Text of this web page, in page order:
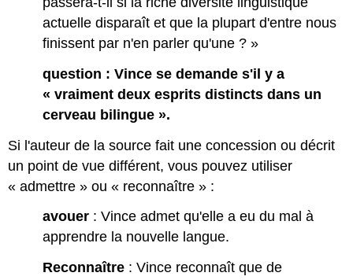
actuelle disparaît et que la plupart d'entre nous
finissent par n'en parler qu'une ? »
question : Vince se demande s'il y a
« vraiment deux esprits distincts dans un
cerveau bilingue ».
Si l'auteur de la source fait une concession ou décrit
un point de vue différent, vous pouvez utiliser
« admettre » ou « reconnaître » :
avouer : Vince admet qu'elle a eu du mal à
apprendre la nouvelle langue.
Reconnaître : Vince reconnaît que de